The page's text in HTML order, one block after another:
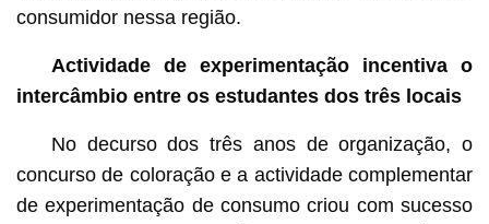
consumidor nessa região.
Actividade de experimentação incentiva o
intercâmbio entre os estudantes dos três locais
No decurso dos três anos de organização, o
concurso de coloração e a actividade complementar
de experimentação de consumo criou com sucesso